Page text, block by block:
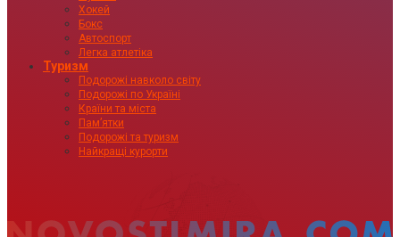
Хокей
Бокс
Автоспорт
Легка атлетіка
Туризм
Подорожі навколо світу
Подорожі по Україні
Країни та міста
Пам’ятки
Подорожі та туризм
Найкращі курорти